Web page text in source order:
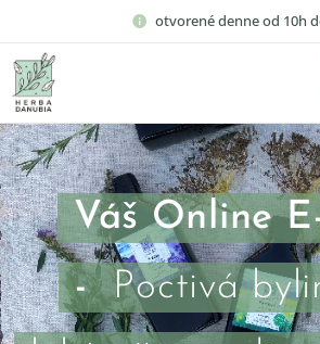
otvorené denne od 10h
Váš Online
-Poctivá